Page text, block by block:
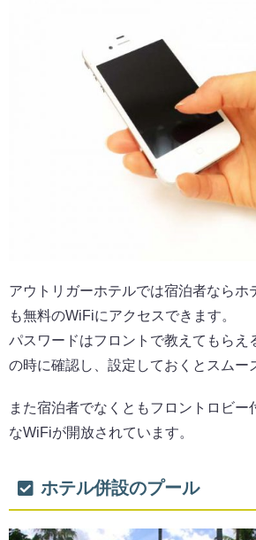
アウトリガーホテルでは宿泊者ならホ
も無料のWiFiにアクセスできます。
パスワードはフロントで教えてもらえ
の時に確認し、設定しておくとスムー
また宿泊者でなくともフロントロビー
なWiFiが開放されています。
ホテル併設のプール